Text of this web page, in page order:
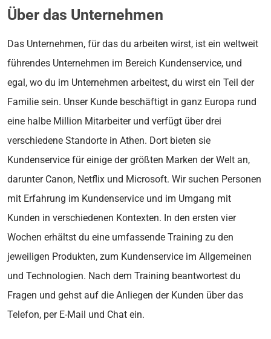
Über das Unternehmen
Das Unternehmen, für das du arbeiten wirst, ist ein weltweit
führendes Unternehmen im Bereich Kundenservice, und
egal, wo du im Unternehmen arbeitest, du wirst ein Teil der
Familie sein. Unser Kunde beschäftigt in ganz Europa rund
eine halbe Million Mitarbeiter und verfügt über drei
verschiedene Standorte in Athen. Dort bieten sie
Kundenservice für einige der größten Marken der Welt an,
darunter Canon, Netflix und Microsoft. Wir suchen Personen
mit Erfahrung im Kundenservice und im Umgang mit
Kunden in verschiedenen Kontexten. In den ersten vier
Wochen erhältst du eine umfassende Training zu den
jeweiligen Produkten, zum Kundenservice im Allgemeinen
und Technologien. Nach dem Training beantwortest du
Fragen und gehst auf die Anliegen der Kunden über das
Telefon, per E-Mail und Chat ein.